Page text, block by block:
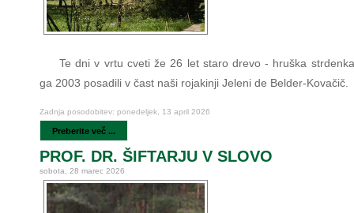
Te dni v vrtu cveti že 26 let staro drevo - hruška
ga 2003 posadili v čast naši rojakinji Jeleni de Belder-Kovačič.
Zadnja posodobitev: ponedeljek, 13 april 2026
Preberite več ...
PROF. DR. ŠIFTARJU V SLOVO
sobota, 28 marec 2026